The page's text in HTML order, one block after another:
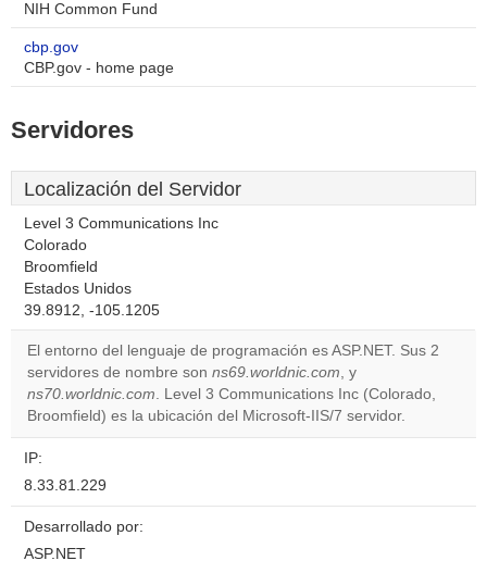
NIH Common Fund
cbp.gov
CBP.gov - home page
Servidores
Localización del Servidor
Level 3 Communications Inc
Colorado
Broomfield
Estados Unidos
39.8912, -105.1205
El entorno del lenguaje de programación es ASP.NET. Sus 2
servidores de nombre son ns69.worldnic.com, y
ns70.worldnic.com. Level 3 Communications Inc (Colorado,
Broomfield) es la ubicación del Microsoft-IIS/7 servidor.
IP:
8.33.81.229
Desarrollado por:
ASP.NET